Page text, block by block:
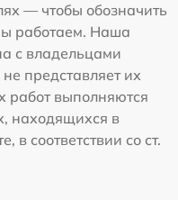
— чтобы обозначить
работаем. Наша
с владельцами
представляет их
работ выполняются
находящихся в
в соответствии со ст.